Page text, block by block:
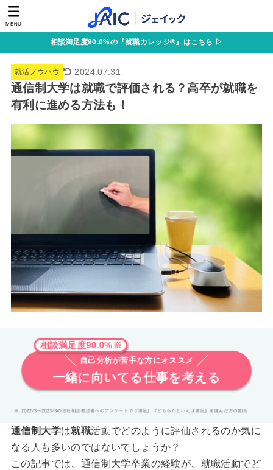
MENU
相談満足度90.0%の『就職カレッジ®』はこちら ▷
就活ノウハウ 2024.07.31
通信制大学は就職で評価される？高卒が就職を
有利に進める方法も！
相談満足度90.0%※
自己分析が苦手な方にオススメ
一緒に向いてる仕事を考える
通信制大学は就職活動でどのように評価されるのか気に
なる人も多いのではないでしょうか？
この記事では、通信制大学卒業の経験が、就職活動でど